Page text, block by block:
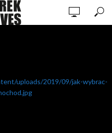
uploads/2019/09/jak-wybrac-